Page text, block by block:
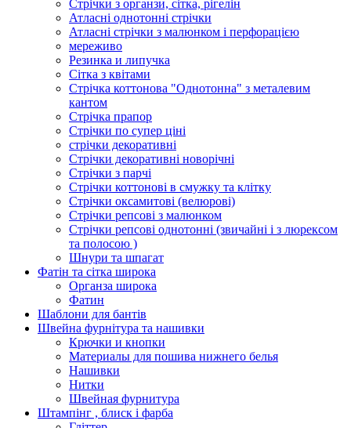
Стрічки з органзи, сітка, рігелін
Атласні однотонні стрічки
Атласні стрічки з малюнком і перфорацією
мереживо
Резинка и липучка
Сітка з квітами
Стрічка коттонова "Однотонна" з металевим
кантом
Стрічка прапор
Стрічки по супер ціні
стрічки декоративні
Стрічки декоративні новорічні
Стрічки з парчі
Стрічки коттонові в смужку та клітку
Стрічки оксамитові (велюрові)
Стрічки репсові з малюнком
Стрічки репсові однотонні (звичайні і з люрексом
та полосою )
Шнури та шпагат
Фатін та сітка широка
Органза широка
Фатин
Шаблони для бантів
Швейна фурнітура та нашивки
Крючки и кнопки
Материалы для пошива нижнего белья
Нашивки
Нитки
Швейная фурнитура
Штампінг , блиск і фарба